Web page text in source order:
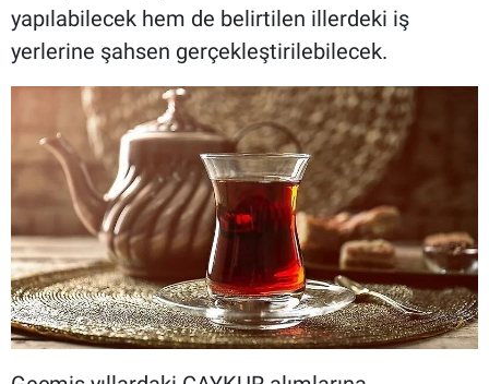
yapılabilecek hem de belirtilen illerdeki iş
yerlerine şahsen gerçekleştirilebilecek.